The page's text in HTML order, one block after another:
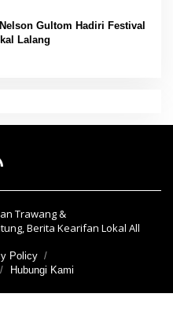
Gultom Hadiri Festival
Lalang
Trawang &
Berita Kearifan Lokal All
Policy
Hubungi Kami